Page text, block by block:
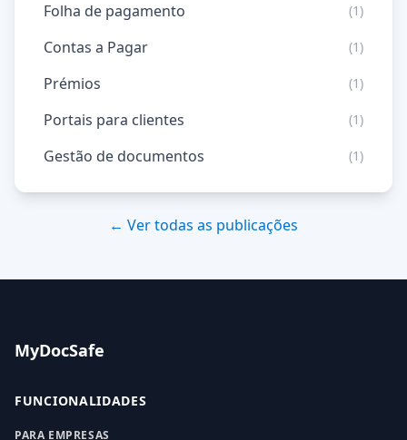
Folha de pagamento (1)
Contas a Pagar (1)
Prémios (1)
Portais para clientes (1)
Gestão de documentos (1)
← Ver todas as publicações
MyDocSafe
FUNCIONALIDADES
PARA EMPRESAS